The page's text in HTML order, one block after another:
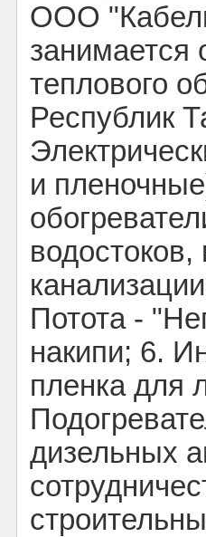
ООО
занимается
теплового
Республик
и
Потота -
накипи; 6.
пленка для
дизельных